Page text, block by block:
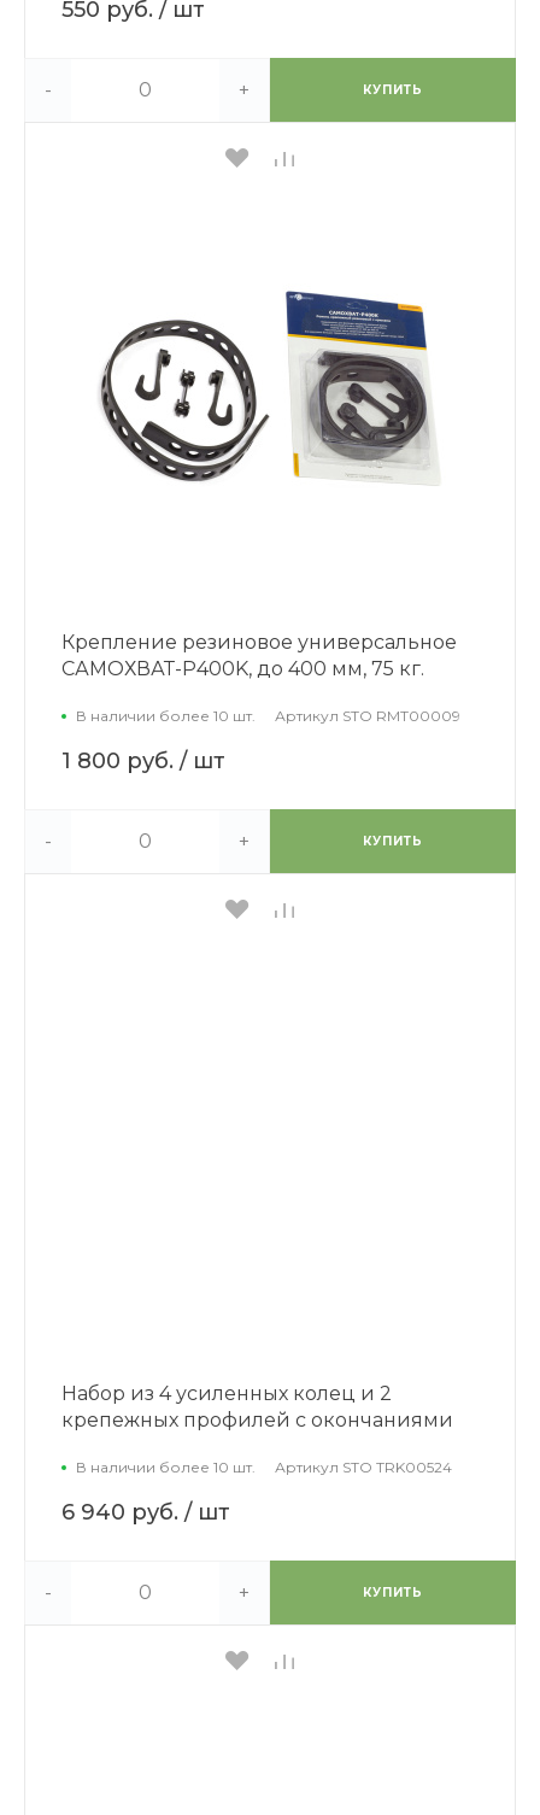
550 руб. / шт
- + КУПИТЬ
Крепление резиновое универсальное
САМОХВАТ-Р400K, до 400 мм, 75 кг.
В наличии более 10 шт. Артикул STO RMT00009
1 800 руб. / шт
- + КУПИТЬ
Набор из 4 усиленных колец и 2
крепежных профилей с окончаниями
В наличии более 10 шт. Артикул STO TRK00524
6 940 руб. / шт
- + КУПИТЬ